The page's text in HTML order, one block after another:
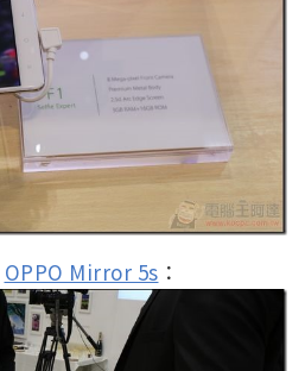
OPPO Mirror 5s ：